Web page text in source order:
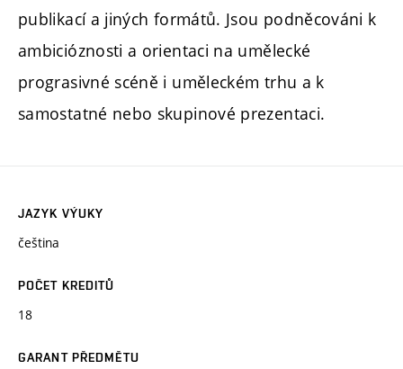
publikací a jiných formátů. Jsou podněcováni k
ambicióznosti a orientaci na umělecké
prograsivné scéně i uměleckém trhu a k
samostatné nebo skupinové prezentaci.
JAZYK VÝUKY
čeština
POČET KREDITŮ
18
GARANT PŘEDMĚTU